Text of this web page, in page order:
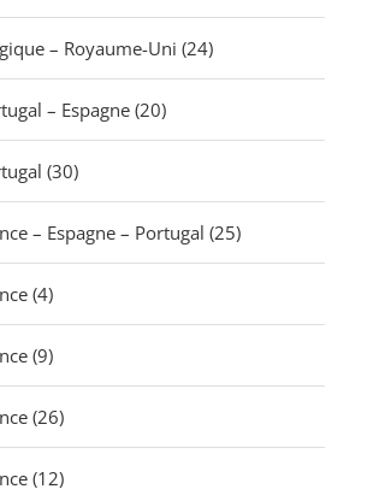
– Royaume-Uni (24)
– Espagne (20)
(30)
– Espagne – Portugal (25)
(4)
(9)
(26)
(12)